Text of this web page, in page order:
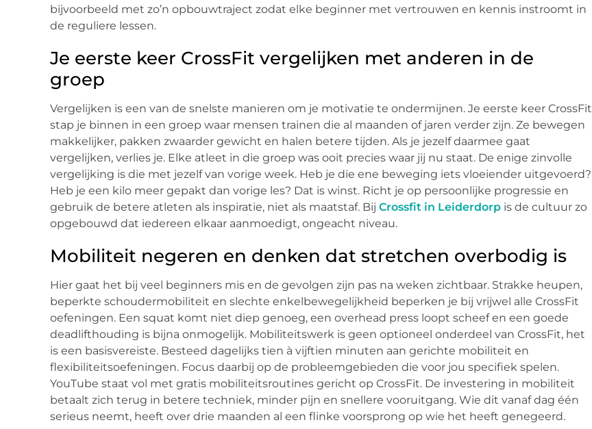
bijvoorbeeld met zo’n opbouwtraject zodat elke beginner met vertrouwen en kennis instroomt in
de reguliere lessen.
Je eerste keer CrossFit vergelijken met anderen in de
groep
Vergelijken is een van de snelste manieren om je motivatie te ondermijnen. Je eerste keer CrossFit
stap je binnen in een groep waar mensen trainen die al maanden of jaren verder zijn. Ze bewegen
makkelijker, pakken zwaarder gewicht en halen betere tijden. Als je jezelf daarmee gaat
vergelijken, verlies je. Elke atleet in die groep was ooit precies waar jij nu staat. De enige zinvolle
vergelijking is die met jezelf van vorige week. Heb je die ene beweging iets vloeiender uitgevoerd?
Heb je een kilo meer gepakt dan vorige les? Dat is winst. Richt je op persoonlijke progressie en
gebruik de betere atleten als inspiratie, niet als maatstaf. Bij Crossfit in Leiderdorp is de cultuur zo
opgebouwd dat iedereen elkaar aanmoedigt, ongeacht niveau.
Mobiliteit negeren en denken dat stretchen overbodig is
Hier gaat het bij veel beginners mis en de gevolgen zijn pas na weken zichtbaar. Strakke heupen,
beperkte schoudermobiliteit en slechte enkelbewegelijkheid beperken je bij vrijwel alle CrossFit
oefeningen. Een squat komt niet diep genoeg, een overhead press loopt scheef en een goede
deadlifthouding is bijna onmogelijk. Mobiliteitswerk is geen optioneel onderdeel van CrossFit, het
is een basisvereiste. Besteed dagelijks tien à vijftien minuten aan gerichte mobiliteit en
flexibiliteitsoefeningen. Focus daarbij op de probleemgebieden die voor jou specifiek spelen.
YouTube staat vol met gratis mobiliteitsroutines gericht op CrossFit. De investering in mobiliteit
betaalt zich terug in betere techniek, minder pijn en snellere vooruitgang. Wie dit vanaf dag één
serieus neemt, heeft over drie maanden al een flinke voorsprong op wie het heeft genegeerd.